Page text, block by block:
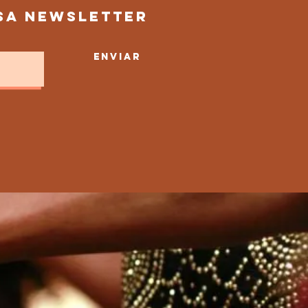
newsletter
enviar